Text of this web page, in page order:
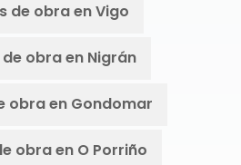
de obra en Vigo
obra en Nigrán
obra en Gondomar
obra en O Porriño